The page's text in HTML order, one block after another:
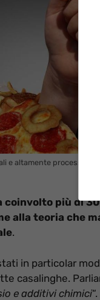
altamente processati
coinvolto più di
alla teoria che
.
in particolar
casalinghe.
e additivi chimici“.